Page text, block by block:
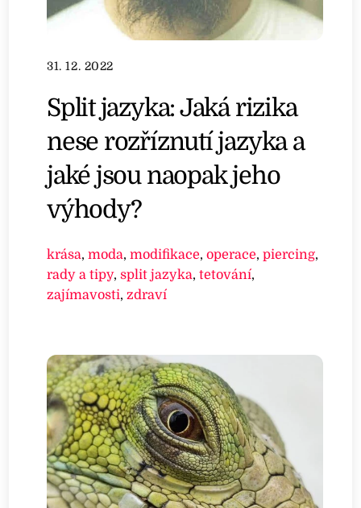
31. 12. 2022
Split jazyka: Jaká rizika
nese rozříznutí jazyka a
jaké jsou naopak jeho
výhody?
krása,moda,modifikace,operace,piercing,
rady a tipy,split jazyka,tetování,
zajímavosti, zdraví